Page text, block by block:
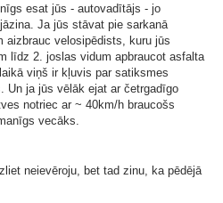
esat jūs - autovadītājs - jo
Ja jūs stāvat pie sarkanā
aizbrauc velosipēdists, kuru jūs
līdz 2. joslas vidum apbraucot asfalta
viņš ir kļuvis par satiksmes
Un ja jūs vēlāk ejat ar četrgadīgo
notriec ar ~ 40km/h braucošs
vecāks.
neievēroju, bet tad zinu, ka pēdējā